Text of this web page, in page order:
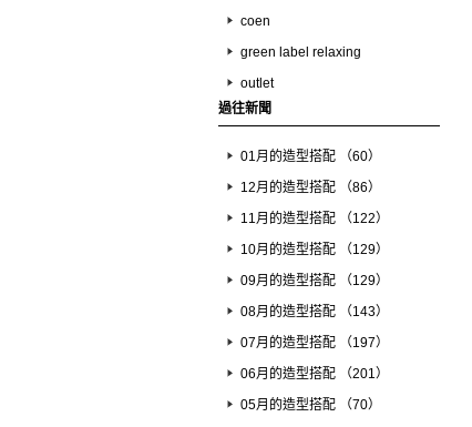
coen
green label relaxing
outlet
過往新聞
01月的造型搭配 （60）
12月的造型搭配 （86）
11月的造型搭配 （122）
10月的造型搭配 （129）
09月的造型搭配 （129）
08月的造型搭配 （143）
07月的造型搭配 （197）
06月的造型搭配 （201）
05月的造型搭配 （70）